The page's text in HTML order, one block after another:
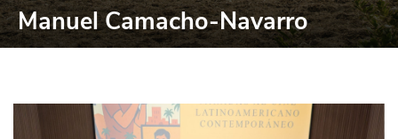
Manuel Camacho-Navarro